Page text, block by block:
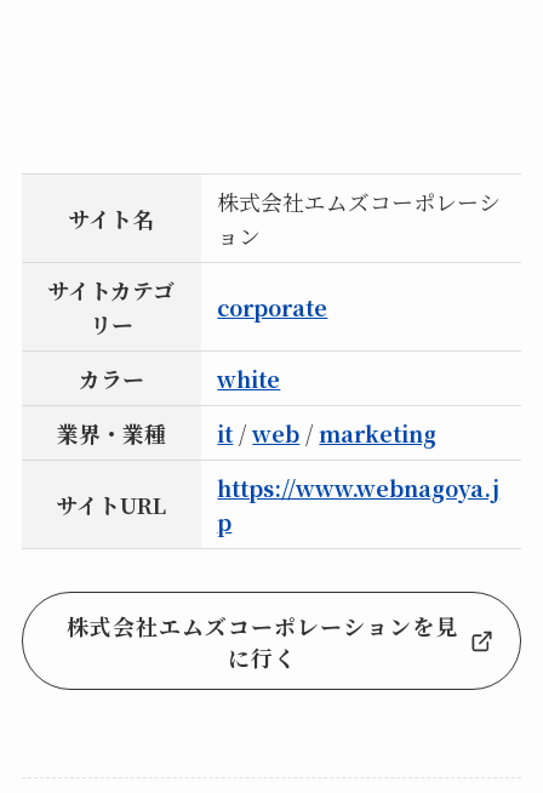
サイト名
株式会社エムズコーポレーシ
ョン
サイトカテゴ
リー
corporate
カラー
white
業界・業種
it/web /marketing
サイトURL
https://www.webnagoya.j
p
株式会社エムズコーポレーションを見
に行く